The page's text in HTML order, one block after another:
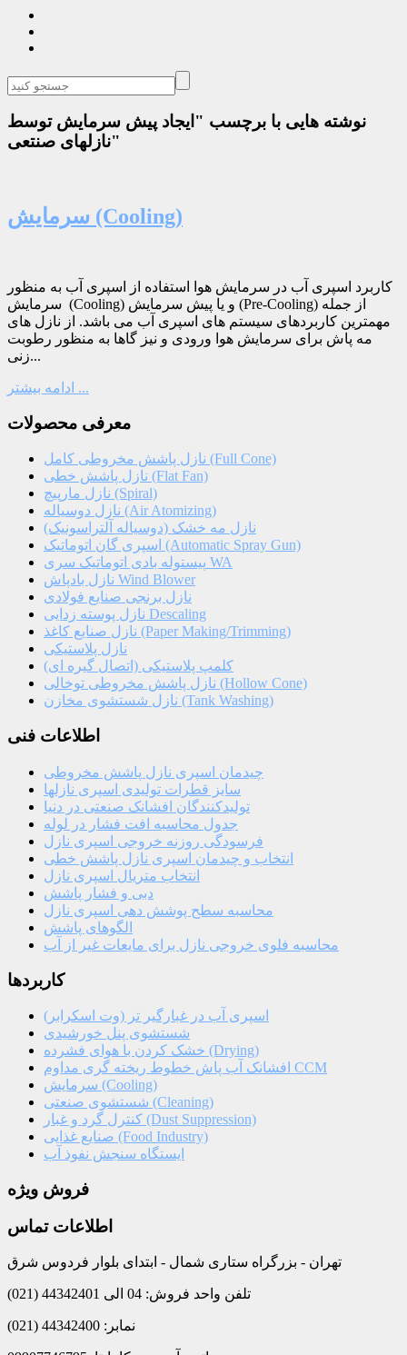
نوشته هایی با برچسب "ایجاد پیش سرمایش توسط
نازلهای صنتعی"
سرمایش (Cooling)
کاربرد اسپری آب در سرمایش هوا استفاده از اسپری آب به منظور
سرمایش (Cooling) و یا پیش سرمایش (Pre-Cooling) از جمله
مهمترین کاربردهای سیستم های اسپری آب می باشد. از نازل های
مه پاش برای سرمایش هوا ورودی و نیز گاها به منظور رطوبت
زنی...
ادامه بیشتر ...
معرفی محصولات
نازل پاشش مخروطی کامل (Full Cone)
نازل پاشش خطی (Flat Fan)
نازل مارپیچ (Spiral)
نازل دوسیاله (Air Atomizing)
نازل مه خشک (دوسیاله آلتراسونیک)
اسپری گان اتوماتیک (Automatic Spray Gun)
پیستوله بادی اتوماتیک سری WA
نازل بادپاش Wind Blower
نازل برنجی صنایع فولادی
نازل پوسته زدایی Descaling
نازل صنایع کاغذ (Paper Making/Trimming)
نازل پلاستیکی
کلمپ پلاستیکی (اتصال گیره ای)
نازل پاشش مخروطی توخالی (Hollow Cone)
نازل شستشوی مخازن (Tank Washing)
اطلاعات فنی
چیدمان اسپری نازل پاشش مخروطی
سایز قطرات تولیدی اسپری نازلها
تولیدکنندگان افشانک صنعتی در دنیا
جدول محاسبه افت فشار در لوله
فرسودگی روزنه خروجی اسپری نازل
انتخاب و چیدمان اسپری نازل پاشش خطی
انتخاب متریال اسپری نازل
دبی و فشار پاشش
محاسبه سطح پوشش دهی اسپری نازل
الگوهای پاشش
محاسبه فلوی خروجی نازل برای مایعات غیر از آب
کاربردها
اسپری آب در غبارگیر تر (وت اسکرابر)
شستشوی پنل خورشیدی
خشک کردن با هوای فشرده (Drying)
افشانک آب پاش خطوط ریخته گری مداوم CCM
سرمایش (Cooling)
شستشوی صنعتی (Cleaning)
کنترل گرد و غبار (Dust Suppression)
صنایع غذایی (Food Industry)
ایستگاه سنجش نفوذ آب
فروش ویژه
اطلاعات تماس
تهران - بزرگراه ستاری شمال - ابتدای بلوار فردوس شرق
تلفن واحد فروش: 04 الی 44342401 (021)
نمابر: 44342400 (021)